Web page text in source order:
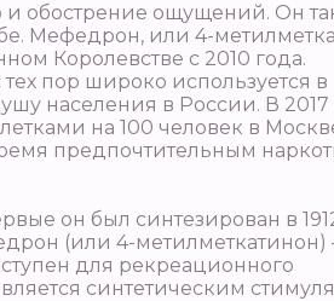
обострение ощущений. Он
Мефедрон, или 4-
Королевстве с 2010 года.
пор широко используется в
населения в России. В 2017
на 100 человек в
предпочтительным
он был синтезирован в
(или 4-метилметкатинон)
для рекреационного
синтетическим